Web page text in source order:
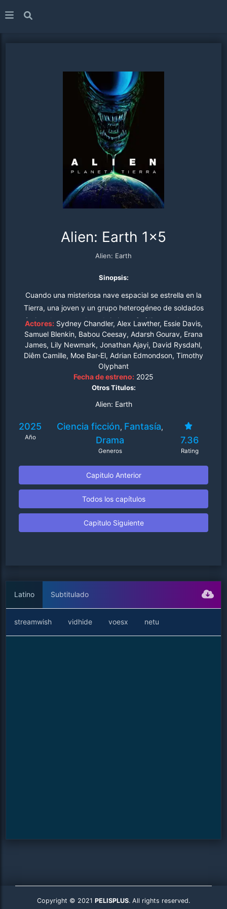
Alien: Earth 1x5
Alien: Earth
Sinopsis:
Cuando una misteriosa nave espacial se estrella en la
Tierra, una joven y un grupo heterogéneo de soldados
tácticos hacen un descubrimiento fatídico que los pone
cara a cara con la mayor amenaza del planeta.
Actores: Sydney Chandler, Alex Lawther, Essie Davis,
Samuel Blenkin, Babou Ceesay, Adarsh Gourav, Erana
James, Lily Newmark, Jonathan Ajayi, David Rysdahl,
Diêm Camille, Moe Bar-El, Adrian Edmondson, Timothy
Olyphant
Fecha de estreno: 2025
Otros Titulos:
Alien: Earth
2025
Año
Ciencia ficción, Fantasía,
Drama
Generos
7.36
Rating
Capitulo Anterior
Todos los capítulos
Capitulo Siguiente
Latino Subtitulado
streamwish vidhide voesx netu
Copyright © 2021 PELISPLUS. All rights reserved.